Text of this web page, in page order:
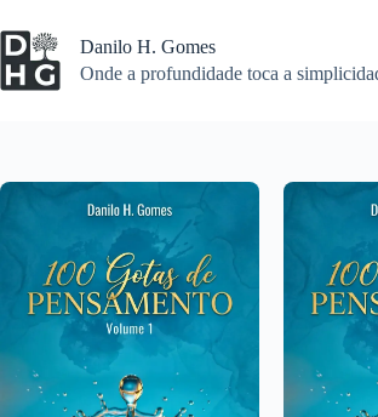
para
o
conteúdo
Danilo H. Gomes
Onde a profundidade toca a